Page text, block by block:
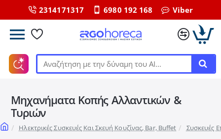
2314171317 6980 192 168 Viber
Αναζήτηση
δύναμη
του
ΑΙ...
Μηχανήματα Κοπής Αλλαντικών &
Τυριών
homeΗλεκτρικές Συσκευές Και Σκευή Κουζίνας, Bar, Buffet Συσκευές